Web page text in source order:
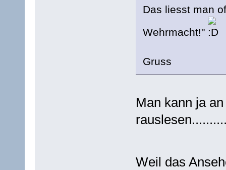
Das liesst man
Wehrmacht!"
Gruss
Man kann ja
Weil das